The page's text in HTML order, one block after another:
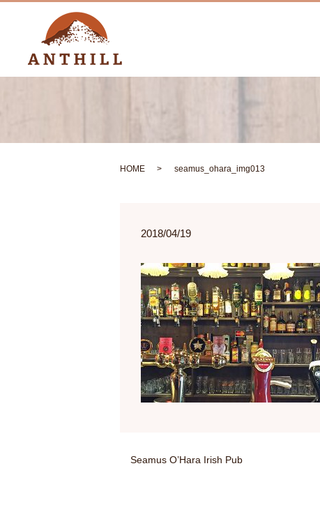
HOME seamus_ohara_img013
2018/04/19
Seamus O’Hara Irish Pub